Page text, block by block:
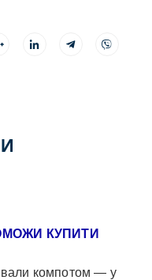
КУПИТИ
компотом — у